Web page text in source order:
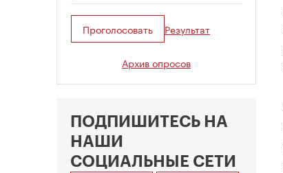
Проголосовать Результат
Архив опросов
ПОДПИШИТЕСЬ НА
НАШИ
СОЦИАЛЬНЫЕ СЕТИ